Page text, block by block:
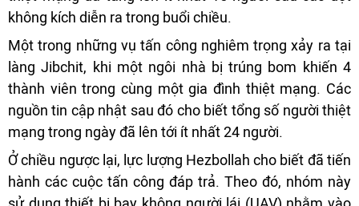
không kích diễn ra trong buổi chiều.
Một trong những vụ tấn công nghiêm trọng xảy ra tại
làng Jibchit, khi một ngôi nhà bị trúng bom khiến 4
thành viên trong cùng một gia đình thiệt mạng. Các
nguồn tin cập nhật sau đó cho biết tổng số người thiệt
mạng trong ngày đã lên tới ít nhất 24 người.
Ở chiều ngược lại, lực lượng Hezbollah cho biết đã tiến
hành các cuộc tấn công đáp trả. Theo đó, nhóm này